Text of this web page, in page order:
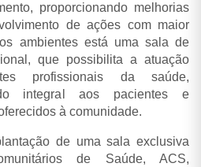
proporcionando melhorias
de ações com maior
ambientes está uma sala de
que possibilita a atuação
profissionais da saúde,
integral aos pacientes e
à comunidade.
de uma sala exclusiva
de Saúde, ACS,